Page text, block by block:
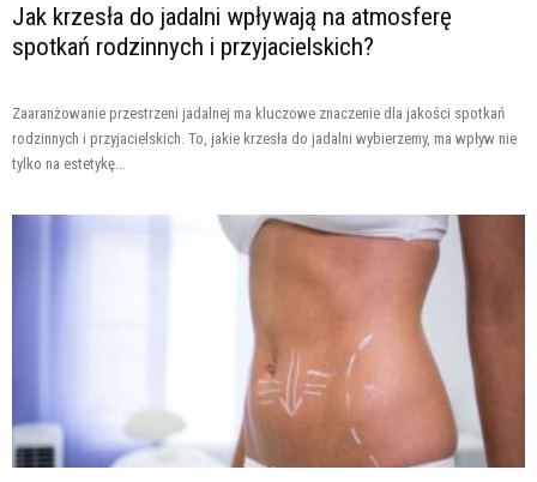
Jak krzesła do jadalni wpływają na atmosferę
spotkań rodzinnych i przyjacielskich?
Zaaranżowanie przestrzeni jadalnej ma kluczowe znaczenie dla jakości spotkań
rodzinnych i przyjacielskich. To, jakie krzesła do jadalni wybierzemy, ma wpływ nie
tylko na estetykę...